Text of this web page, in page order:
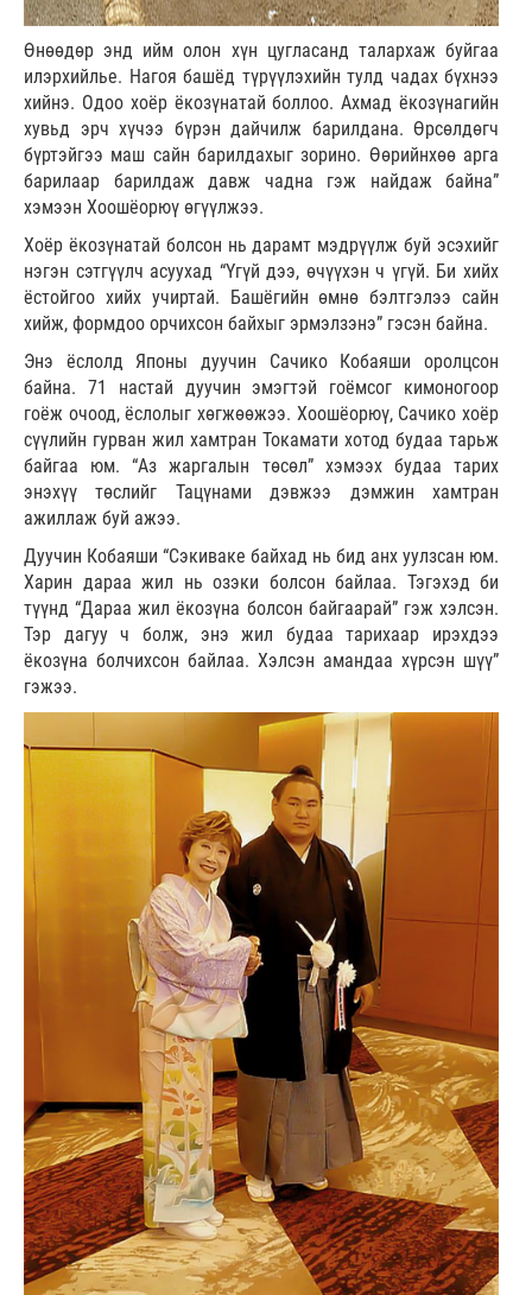
Өнөөдөр энд ийм олон хүн цугласанд талархаж буйгаа
илэрхийлье. Нагоя башёд түрүүлэхийн тулд чадах бүхнээ
хийнэ. Одоо хоёр ёкозүнатай боллоо. Ахмад ёкозүнагийн
хувьд эрч хүчээ бүрэн дайчилж барилдана. Өрсөлдөгч
бүртэйгээ маш сайн барилдахыг зорино. Өөрийнхөө арга
барилаар барилдаж давж чадна гэж найдаж байна”
хэмээн Хоошёорюү өгүүлжээ.
Хоёр ёкозүнатай болсон нь дарамт мэдрүүлж буй эсэхийг
нэгэн сэтгүүлч асуухад “Үгүй дээ, өчүүхэн ч үгүй. Би хийх
ёстойгоо хийх учиртай. Башёгийн өмнө бэлтгэлээ сайн
хийж, формдоо орчихсон байхыг эрмэлзэнэ” гэсэн байна.
Энэ ёслолд Японы дуучин Сачико Кобаяши оролцсон
байна. 71 настай дуучин эмэгтэй гоёмсог кимоногоор
гоёж очоод, ёслолыг хөгжөөжээ. Хоошёорюү, Сачико хоёр
сүүлийн гурван жил хамтран Токамати хотод будаа тарьж
байгаа юм. “Аз жаргалын төсөл” хэмээх будаа тарих
энэхүү төслийг Тацүнами дэвжээ дэмжин хамтран
ажиллаж буй ажээ.
Дуучин Кобаяши “Сэкиваке байхад нь бид анх уулзсан юм.
Харин дараа жил нь озэки болсон байлаа. Тэгэхэд би
түүнд “Дараа жил ёкозүна болсон байгаарай” гэж хэлсэн.
Тэр дагуу ч болж, энэ жил будаа тарихаар ирэхдээ
ёкозүна болчихсон байлаа. Хэлсэн амандаа хүрсэн шүү”
гэжээ.